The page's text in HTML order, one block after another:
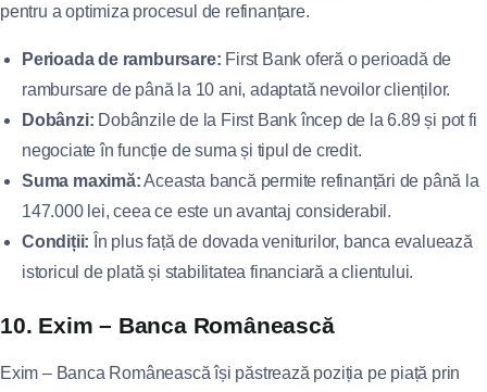
pentru a optimiza procesul de refinanțare.
Perioada de rambursare: First Bank oferă o perioadă de
rambursare de până la 10 ani, adaptată nevoilor clienților.
Dobânzi: Dobânzile de la First Bank încep de la 6.89 și pot fi
negociate în funcție de suma și tipul de credit.
Suma maximă:Aceasta bancă permite refinanțări de până la
147.000 lei, ceea ce este un avantaj considerabil.
Condiții: În plus față de dovada veniturilor, banca evaluează
istoricul de plată și stabilitatea financiară a clientului.
10. Exim – Banca Românească
Exim – Banca Românească își păstrează poziția pe piață prin